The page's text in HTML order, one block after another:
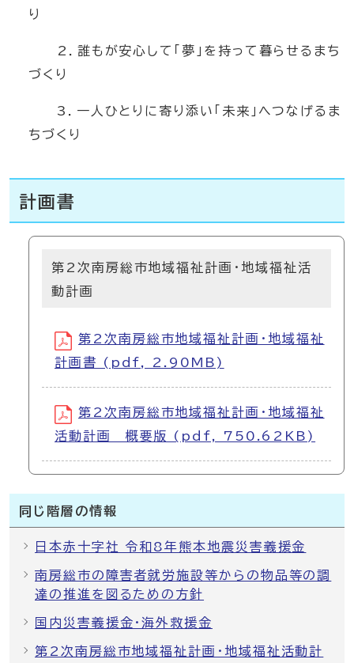
り
2．誰もが安心して「夢」を持って暮らせるまち
づくり
3．一人ひとりに寄り添い「未来」へつなげるま
ちづくり
計画書
第2次南房総市地域福祉計画・地域福祉活
動計画
第2次南房総市地域福祉計画・地域福祉
計画書 (pdf, 2.90MB)
第2次南房総市地域福祉計画・地域福祉
活動計画 概要版 (pdf, 750.62KB)
同じ階層の情報
日本赤十字社 令和8年熊本地震災害義援金
南房総市の障害者就労施設等からの物品等の調
達の推進を図るための方針
国内災害義援金・海外救援金
第2次南房総市地域福祉計画・地域福祉活動計